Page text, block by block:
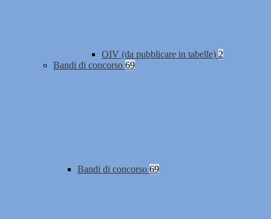
OIV (da pubblicare in tabelle) 2
Bandi di concorso 69
Bandi di concorso 69